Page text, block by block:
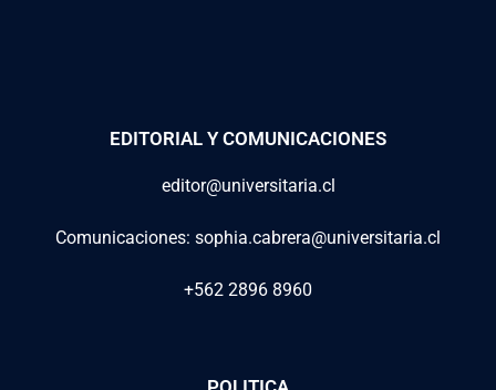
EDITORIAL Y COMUNICACIONES
editor@universitaria.cl
Comunicaciones: sophia.cabrera@universitaria.cl
+562 2896 8960